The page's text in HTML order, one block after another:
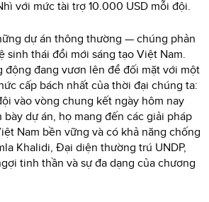
với mức tài trợ 10.000 USD mỗi đội.
dự án thông thường — chúng phản
sinh thái đổi mới sáng tạo Việt Nam.
động đang vươn lên để đối mặt với một
cấp bách nhất của thời đại chúng ta:
vào vòng chung kết ngày hôm nay
dự án, họ mang đến các giải pháp
Nam bền vững và có khả năng chống
Khalidi, Đại diện thường trú UNDP,
tinh thần và sự đa dạng của chương